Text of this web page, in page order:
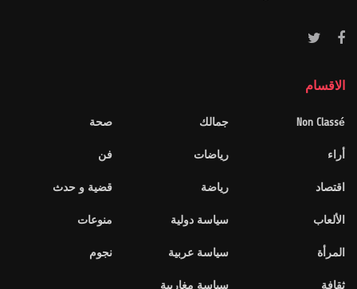
الاقسام
Non Classé
أراء
اقتصاد
الألعاب
المرأة
جمالك
رياضات
رياضة
سياسة دولية
سياسة عربية
صحة
فن
قضية و حدث
منوعات
نجوم